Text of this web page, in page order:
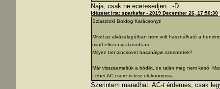
Naja, csak ne ecetesedjen. :-D
Idézetet írta: sparkafer - 2019 December 26, 17:50:30
Sziasztok! Boldog Karácsonyt!
Mivel az alvázalagútban nem volt használható a
miatt elbizonytalanodtam.
Milyen benzincsövet használjak szerintetek?
Már visszaemeltük a bódét, de talán még nem késő.
Lehet AC csere is lesz elektromosra.
Szerintem maradhat. AC-t érdemes, csak